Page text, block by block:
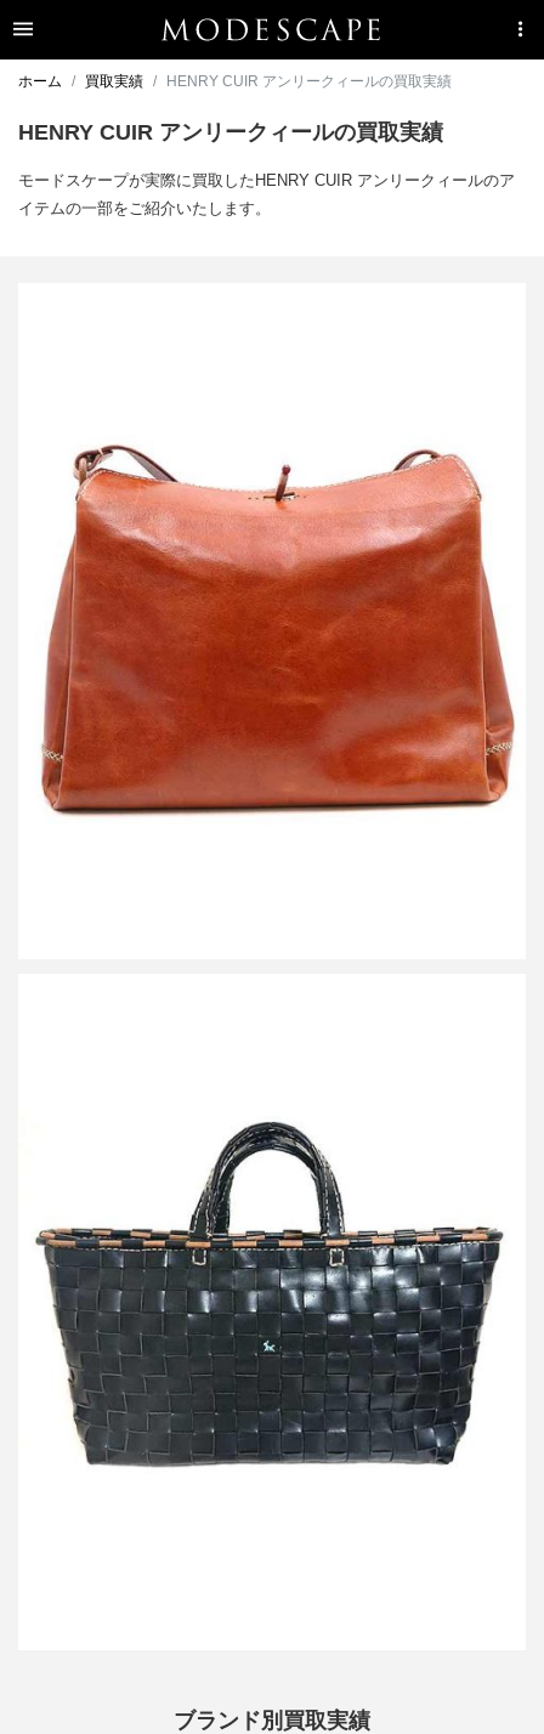
ホーム 買取実績 HENRY CUIR アンリークィールの買取実績
HENRY CUIR アンリークィールの買取実績
モードスケープが実際に買取したHENRY CUIR アンリークィールのア
イテムの一部をご紹介いたします。
アンリークイール ワンショルダーレザーバッグ
買取金額4,800円
詳しく見る
アンリークイール MARGUERITE マルガリータ
買取金額45,000円
詳しく見る
ブランド別買取実績